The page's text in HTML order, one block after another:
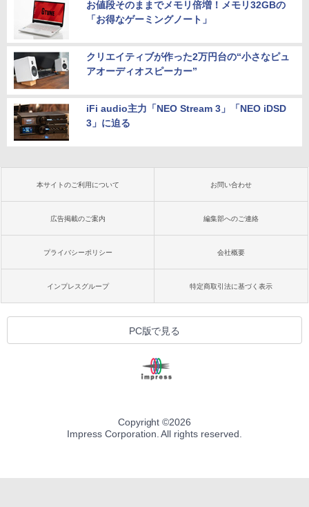
お値段そのままでメモリ倍増！メモリ32GBの
「お得なゲーミングノート」
クリエイティブが作った2万円台の“小さなピュ
アオーディオスピーカー”
iFi audio主力「NEO Stream 3」「NEO iDSD
3」に迫る
本サイトのご利用について お問い合わせ
広告掲載のご案内 編集部へのご連絡
プライバシーポリシー 会社概要
インプレスグループ 特定商取引法に基づく表示
PC版で見る
Copyright ©2026
Impress Corporation. All rights reserved.